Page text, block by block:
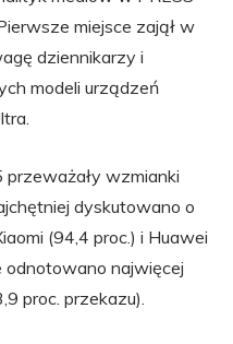
miejsce zajął w
dziennikarzy i
modeli urządzeń
przeważały wzmianki
dyskutowano o
(94,4 proc.) i Huawei
odnotowano najwięcej
proc. przekazu).